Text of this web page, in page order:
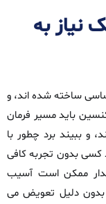
نیاز به
ساخته شده‌ اند، و
باید مسیر فرمان
و ببیند برد چطور با
بدون تجربه‌ کافی
ممکن است آسیب
بدون دلیل تعویض می‌